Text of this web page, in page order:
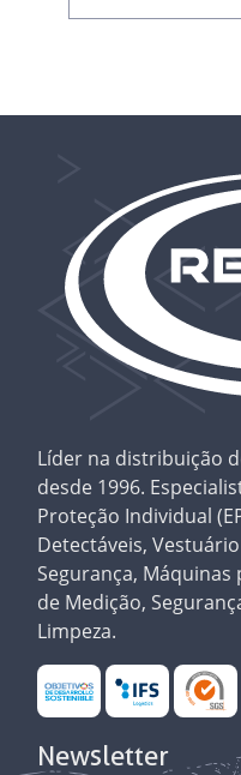
Líder na distribuição
desde 1996.
Proteção Individual
Detectáveis,
Segurança,
de Medição,
Limpeza.
Newsletter